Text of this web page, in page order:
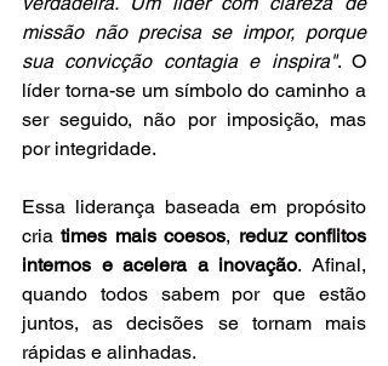
missão não precisa se impor, porque
sua convicção contagia e inspira". O
líder torna-se um símbolo do caminho a
ser seguido, não por imposição, mas
por integridade.
Essa liderança baseada em propósito
cria times mais coesos, reduz conflitos
internos e acelera a inovação. Afinal,
quando todos sabem por que estão
juntos, as decisões se tornam mais
rápidas e alinhadas.